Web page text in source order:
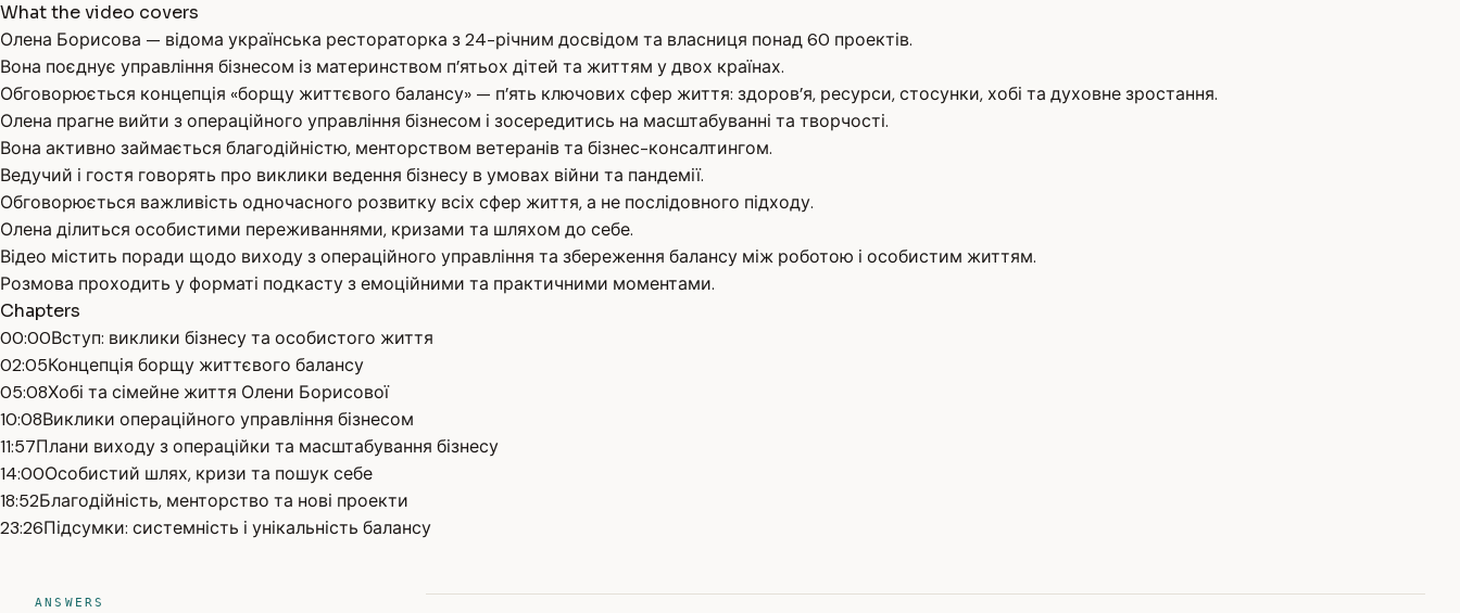
What the video covers
Олена Борисова — відома українська рестораторка з 24-річним досвідом та власниця понад 60 проектів.
Вона поєднує управління бізнесом із материнством п’ятьох дітей та життям у двох країнах.
Обговорюється концепція «борщу життєвого балансу» — п’ять ключових сфер життя: здоров’я, ресурси, стосунки, хобі та духовне зростання.
Олена прагне вийти з операційного управління бізнесом і зосередитись на масштабуванні та творчості.
Вона активно займається благодійністю, менторством ветеранів та бізнес-консалтингом.
Ведучий і гостя говорять про виклики ведення бізнесу в умовах війни та пандемії.
Обговорюється важливість одночасного розвитку всіх сфер життя, а не послідовного підходу.
Олена ділиться особистими переживаннями, кризами та шляхом до себе.
Відео містить поради щодо виходу з операційного управління та збереження балансу між роботою і особистим життям.
Розмова проходить у форматі подкасту з емоційними та практичними моментами.
Chapters
00:00Вступ: виклики бізнесу та особистого життя
02:05Концепція борщу життєвого балансу
05:08Хобі та сімейне життя Олени Борисової
10:08Виклики операційного управління бізнесом
11:57Плани виходу з операційки та масштабування бізнесу
14:00Особистий шлях, кризи та пошук себе
18:52Благодійність, менторство та нові проекти
23:26Підсумки: системність і унікальність балансу
ANSWERS